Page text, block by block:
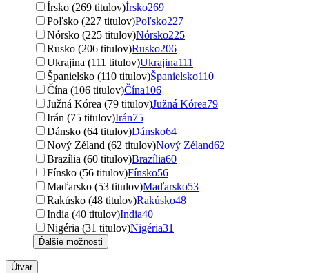
Írsko (269 titulov)Írsko269
Poľsko (227 titulov)Poľsko227
Nórsko (225 titulov)Nórsko225
Rusko (206 titulov)Rusko206
Ukrajina (111 titulov)Ukrajina111
Španielsko (110 titulov)Španielsko110
Čína (106 titulov)Čína106
Južná Kórea (79 titulov)Južná Kórea79
Irán (75 titulov)Irán75
Dánsko (64 titulov)Dánsko64
Nový Zéland (62 titulov)Nový Zéland62
Brazília (60 titulov)Brazília60
Fínsko (56 titulov)Fínsko56
Maďarsko (53 titulov)Maďarsko53
Rakúsko (48 titulov)Rakúsko48
India (40 titulov)India40
Nigéria (31 titulov)Nigéria31
Ďalšie možnosti
Útvar